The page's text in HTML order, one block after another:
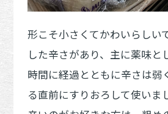
形こそ小さくてかわいらしい
した辛さがあり、主に薬味と
時間に経過とともに辛さは弱
る直前にすりおろして使いま